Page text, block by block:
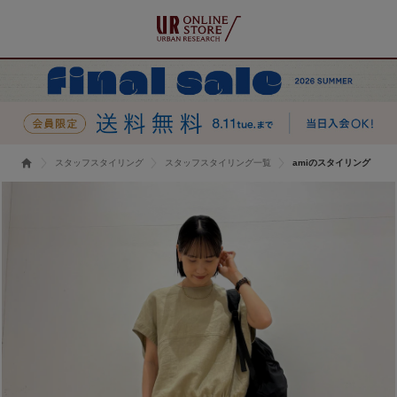
スタッフスタイリング スタッフスタイリング一覧 amiのスタイリング